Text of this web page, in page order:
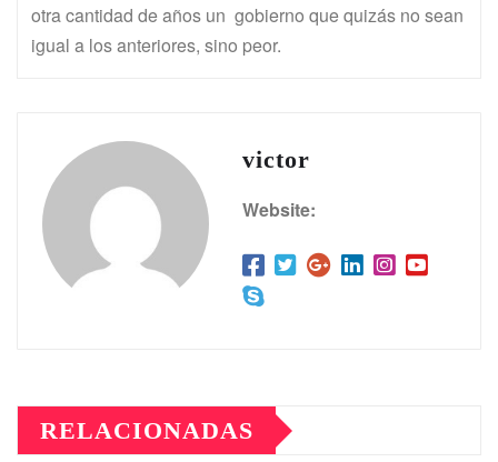
otra cantidad de años un gobierno que quizás no sean
igual a los anteriores, sino peor.
victor
Website:
RELACIONADAS